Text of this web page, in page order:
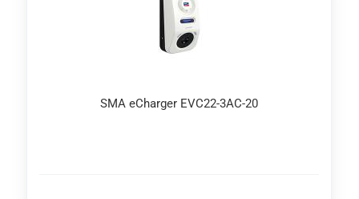
SMA eChar­ger EVC22-​​3AC-​20